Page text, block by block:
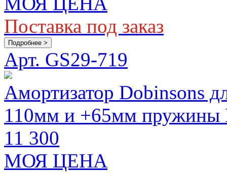
Поставка под заказ
Подробнее >
Арт. GS29-719
Амортизатор Dobinsons
110мм и +65мм пружины
11 300
МОЯ ЦЕНА